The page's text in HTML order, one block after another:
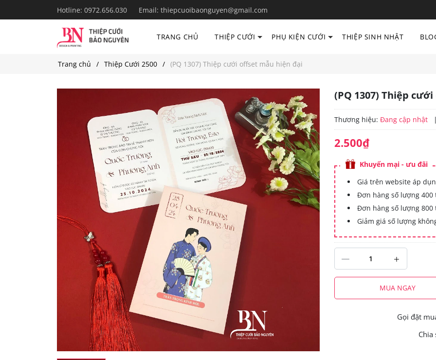
Hotline: 0972.656.030 Email: thiepcuoibaonguyen@gmail.com
TRANG CHỦ THIỆP CƯỚI PHỤ KIỆN CƯỚI THIỆP SINH NHẬT
Trang chủ Thiệp Cưới 2500 (PQ 1307) Thiệp cưới offset mẫu hiện đại
(PQ 1307) Thiệp
Thương hiệu: Đang cập nhật
2.500₫
Khuyến mại - ưu đãi
Giá trên website áp
Đơn hàng số lượng 400
Đơn hàng số lượng 800
Giảm giá số lượng
MUA NGAY
Gọi đặt
Chia